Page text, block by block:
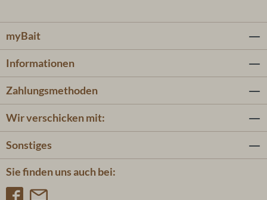
myBait
Informationen
Sie finden uns auch bei:
Zahlungsmethoden
Wir verschicken mit:
Sonstiges